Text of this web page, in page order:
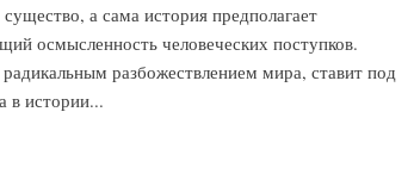
а сама история предполагает
осмысленность человеческих поступков.
разбожествлением мира, ставит под
в истории...